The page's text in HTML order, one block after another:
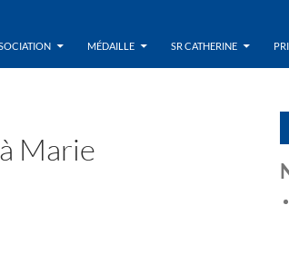
MÉDAILLE SR CATHERINE
Marie